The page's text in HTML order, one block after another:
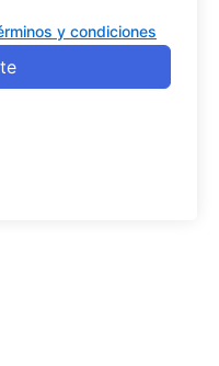
y condiciones